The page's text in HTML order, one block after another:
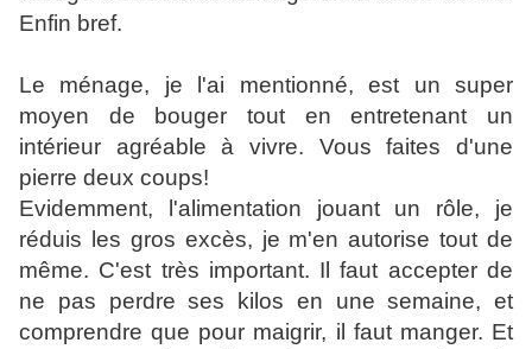
Enfin bref.
Le ménage, je l'ai mentionné, est un super
moyen de bouger tout en entretenant un
intérieur agréable à vivre. Vous faites d'une
pierre deux coups!
Evidemment, l'alimentation jouant un rôle, je
réduis les gros excès, je m'en autorise tout de
même. C'est très important. Il faut accepter de
ne pas perdre ses kilos en une semaine, et
comprendre que pour maigrir, il faut manger. Et